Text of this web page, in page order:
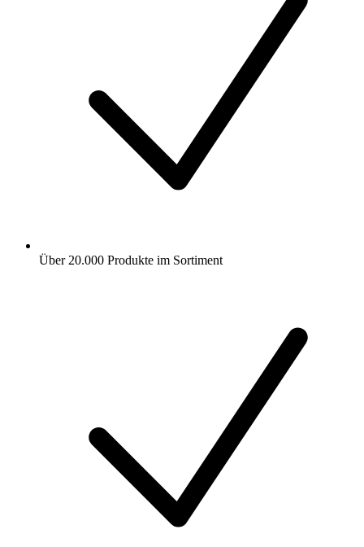
Über 20.000 Produkte im Sortiment